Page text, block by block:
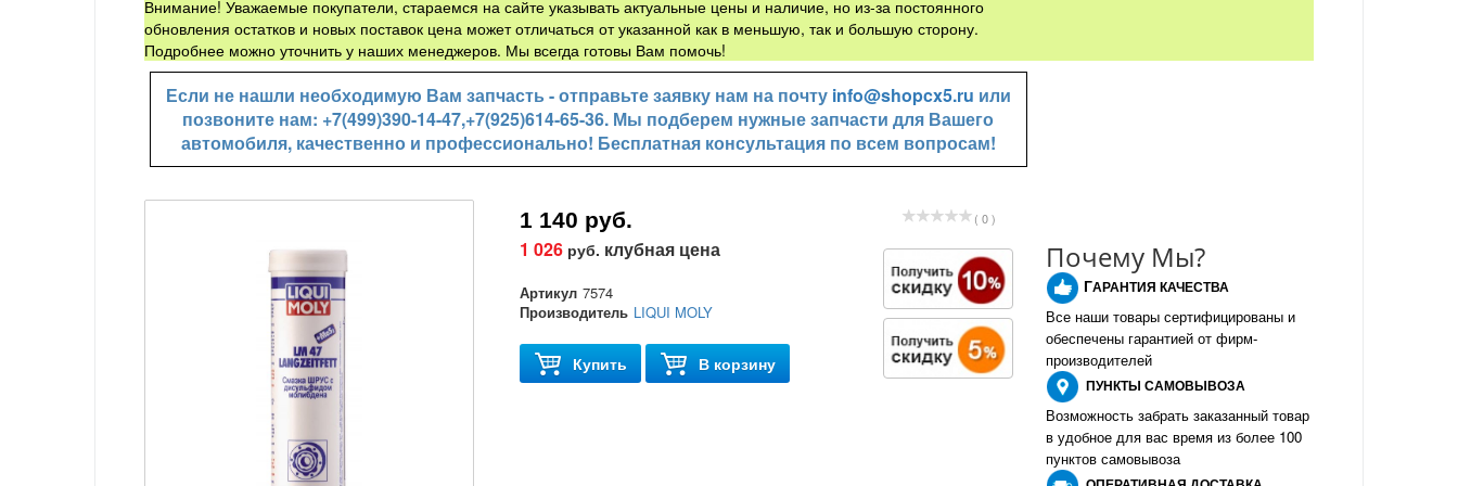
Внимание! Уважаемые покупатели, стараемся на сайте указывать актуальные цены и наличие, но из-за постоянного
обновления остатков и новых поставок цена может отличаться от указанной как в меньшую, так и большую сторону.
Подробнее можно уточнить у наших менеджеров. Мы всегда готовы Вам помочь!
Если не нашли необходимую Вам запчасть - отправьте заявку нам на почту info@shopcx5.ru или
позвоните нам: +7(499)390-14-47,+7(925)614-65-36. Мы подберем нужные запчасти для Вашего
автомобиля, качественно и профессионально! Бесплатная консультация по всем вопросам!
( 0 )
1 140 руб.
1 026 руб. клубная цена
Артикул 7574
Производитель LIQUI MOLY
Купить В корзину
Почему Мы?
ГАРАНТИЯ КАЧЕСТВА
Все наши товары сертифицированы и
обеспечены гарантией от фирм-
производителей
ПУНКТЫ САМОВЫВОЗА
Возможность забрать заказанный товар
в удобное для вас время из более 100
пунктов самовывоза